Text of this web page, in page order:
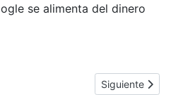
se alimenta del dinero
de Linkedin publicados
Artículo
Siguiente